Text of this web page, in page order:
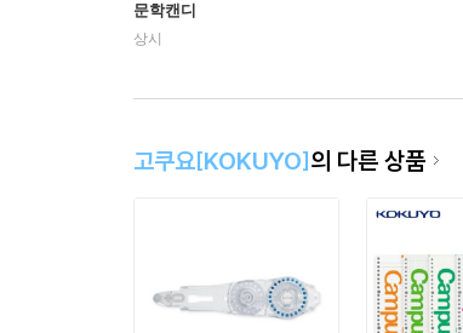
문학캔디
상시
고쿠요[KOKUYO]의 다른 상품